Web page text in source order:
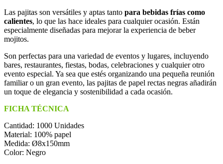
Las pajitas son versátiles y aptas tanto para bebidas frías como
calientes, lo que las hace ideales para cualquier ocasión. Están
especialmente diseñadas para mejorar la experiencia de beber
mojitos.
Son perfectas para una variedad de eventos y lugares, incluyendo
bares, restaurantes, fiestas, bodas, celebraciones y cualquier otro
evento especial. Ya sea que estés organizando una pequeña reunión
familiar o un gran evento, las pajitas de papel rectas negras añadirán
un toque de elegancia y sostenibilidad a cada ocasión.
FICHA TÉCNICA
Cantidad: 1000 Unidades
Material: 100% papel
Medida: Ø8x150mm
Color: Negro